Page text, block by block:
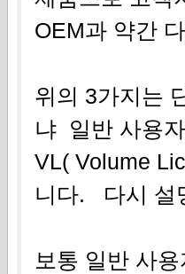
OEM과 약간
위의 3가지는
냐 일반 사용
VL( Volume
니다. 다시 설
보통 일반 사